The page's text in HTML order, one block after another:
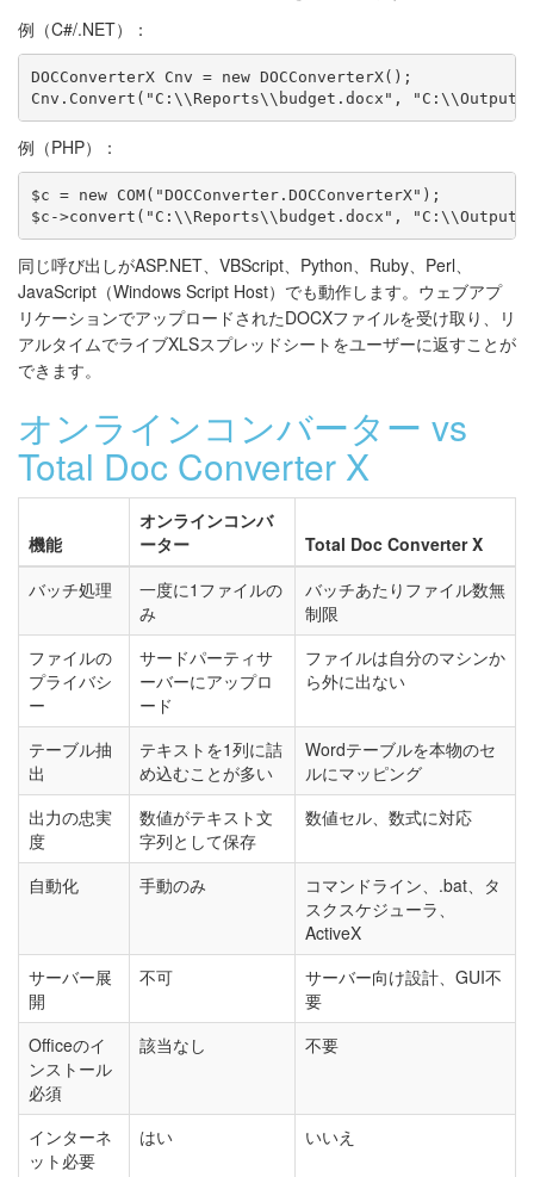
例（C#/.NET）：
DOCConverterX Cnv = new DOCConverterX();
Cnv.Convert("C:\\Reports\\budget.docx",
例（PHP）：
$c = new COM("DOCConverter.DOCConverterX");
$c->convert("C:\\Reports\\budget.docx",
同じ呼び出しがASP.NET、VBScript、Python、Ruby、Perl、
JavaScript（Windows Script Host）でも動作します。ウェブアプ
リケーションでアップロードされたDOCXファイルを受け取り、リ
アルタイムでライブXLSスプレッドシートをユーザーに返すことが
できます。
オンラインコンバーター vs
Total Doc Converter X
機能
オンラインコンバ
ーター
Total Doc Converter X
バッチ処理
一度に1ファイルの
み
バッチあたりファイル数無
制限
ファイルの
プライバシ
ー
サードパーティサ
ーバーにアップロ
ード
ファイルは自分のマシンか
ら外に出ない
テーブル抽
出
テキストを1列に詰
め込むことが多い
Wordテーブルを本物のセ
ルにマッピング
出力の忠実
度
数値がテキスト文
字列として保存
数値セル、数式に対応
自動化 手動のみ
コマンドライン、.bat、タ
スクスケジューラ、
ActiveX
サーバー展
開
不可
サーバー向け設計、GUI不
要
Officeのイ
ンストール
必須
該当なし 不要
インターネ
ット必要
はい いいえ